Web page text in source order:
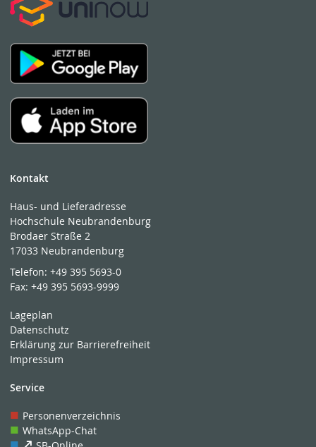
Kontakt
Haus- und Lieferadresse
Hochschule Neubrandenburg
Brodaer Straße 2
17033 Neubrandenburg
Telefon:+49 395 5693-0
Fax:+49 395 5693-9999
Lageplan
Datenschutz
Erklärung zur Barrierefreiheit
Impressum
Service
Personenverzeichnis
WhatsApp-Chat